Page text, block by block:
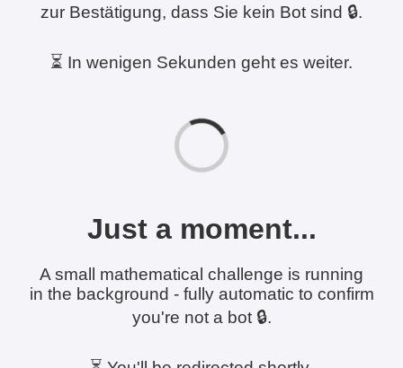
zur Bestätigung, dass Sie kein Bot sind 🔒.
⏳ In wenigen Sekunden geht es weiter.
Just a moment...
A small mathematical challenge is running
in the background - fully automatic to confirm
you're not a bot 🔒.